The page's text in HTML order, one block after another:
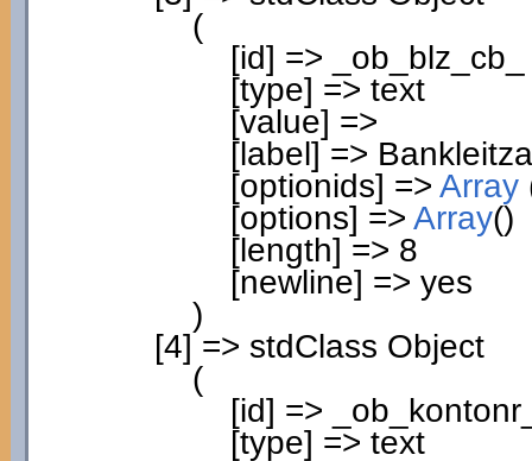
(
[id] => _ob_blz_cb_
[type] => text
[value] =>
[label] =>
[optionids] => Array
[options] => Array()
[length] => 8
[newline] => yes
)
[4] => stdClass Object
(
[id] =>
[type] => text